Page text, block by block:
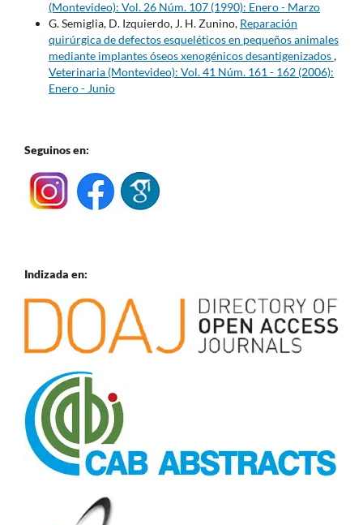
(Montevideo): Vol. 26 Núm. 107 (1990): Enero - Marzo
G. Semiglia, D. Izquierdo, J. H. Zunino, Reparación
quirúrgica de defectos esqueléticos en pequeños animales
mediante implantes óseos xenogénicos desantigenizados,
Veterinaria (Montevideo): Vol. 41 Núm. 161 - 162 (2006):
Enero - Junio
Seguinos en:
Indizada en: